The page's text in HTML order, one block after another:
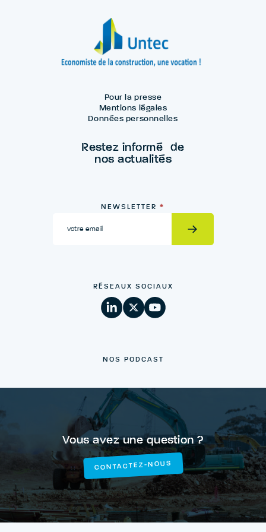
Pour la presse
Mentions légales
Données personnelles
Restez informé de
nos actualités
NewsletterNEWSLETTER *
RÉSEAUX SOCIAUX
NOS PODCAST
Vous avez une question ?
CONTACTEZ-NOUS